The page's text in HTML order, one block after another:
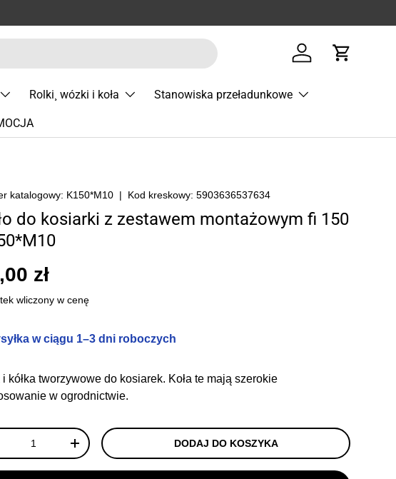
Zaloguj sięKoszyk
Rolki¸ wózki i koła Stanowiska przeładunkowe
katalogowy: K150*M10 | Kod kreskowy: 5903636537634
do kosiarki z zestawem montażowym fi 150
zł
wliczony w cenę
w ciągu 1–3 dni roboczych
i kółka tworzywowe do kosiarek. Koła te mają szerokie
w ogrodnictwie.
+ DODAJ DO KOSZYKA